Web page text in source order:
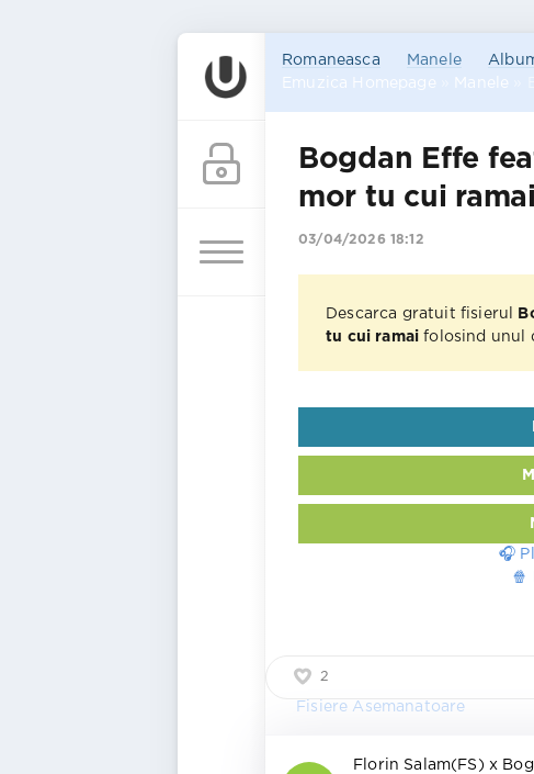
Romaneasca Manele
Emuzica Homepage
Manele
Bogdan Effe
mor tu cui ramai
03/04/2026 18:12
Descarca gratuit fisierul
tu cui ramai
folosind unul
🎧
🍿
2
Fisiere Asemanatoare
Florin Salam(FS) x